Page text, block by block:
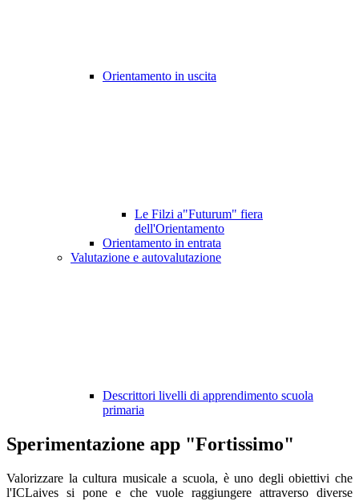
Orientamento in uscita
Le Filzi a"Futurum" fiera
dell'Orientamento
Orientamento in entrata
Valutazione e autovalutazione
Descrittori livelli di apprendimento scuola
primaria
Sperimentazione app "Fortissimo"
Valorizzare la cultura musicale a scuola, è uno degli obiettivi che
l'ICLaives si pone e che vuole raggiungere attraverso diverse